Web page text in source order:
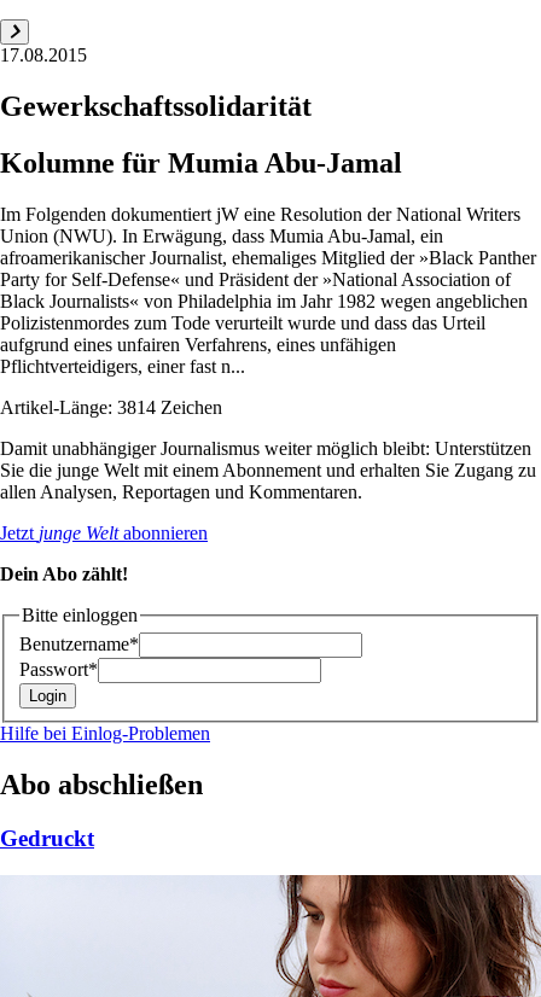
17.08.2015
Gewerkschaftssolidarität
Kolumne für Mumia Abu-Jamal
Im Folgenden dokumentiert jW eine Resolution der National Writers
Union (NWU). In Erwägung, dass Mumia Abu-Jamal, ein
afroamerikanischer Journalist, ehemaliges Mitglied der »Black Panther
Party for Self-Defense« und Präsident der »National Association of
Black Journalists« von Philadelphia im Jahr 1982 wegen angeblichen
Polizistenmordes zum Tode verurteilt wurde und dass das Urteil
aufgrund eines unfairen Verfahrens, eines unfähigen
Pflichtverteidigers, einer fast n...
Artikel-Länge: 3814 Zeichen
Damit unabhängiger Journalismus weiter möglich bleibt: Unterstützen
Sie die junge Welt mit einem Abonnement und erhalten Sie Zugang zu
allen Analysen, Reportagen und Kommentaren.
Jetzt junge Weltabonnieren
Dein Abo zählt!
Bitte einloggen
Benutzername*
Passwort*
Hilfe bei Einlog-Problemen
Abo abschließen
Gedruckt